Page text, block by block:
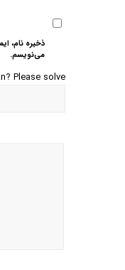
ذخیره نام،
می‌نویسم.
Please solve: